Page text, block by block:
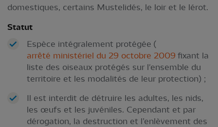
domestiques, certains Mustelidés, le loir et le lérot.
Statut
Espèce intégralement protégée (
arrêté ministériel du 29 octobre 2009 fixant la
liste des oiseaux protégés sur l'ensemble du
territoire et les modalités de leur protection) ;
Il est interdit de détruire les adultes, les nids,
les œufs et les juvéniles. Cependant et par
dérogation, la destruction et l’enlèvement des